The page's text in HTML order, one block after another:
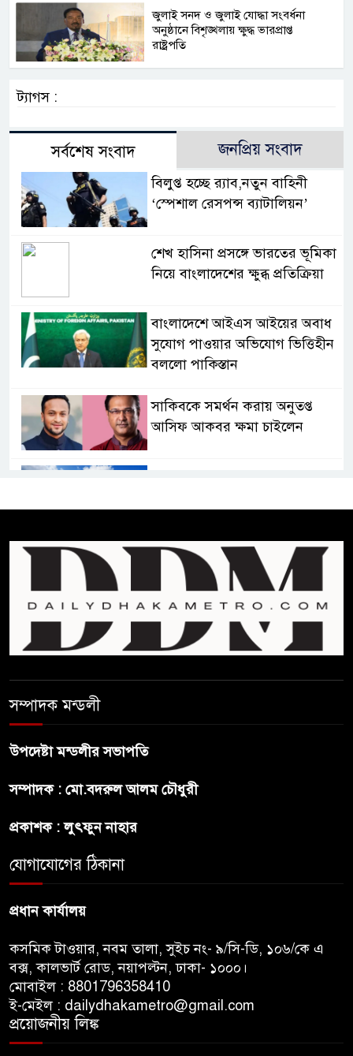
জুলাই সনদ ও জুলাই যোদ্ধা সংবর্ধনা
অনুষ্ঠানে বিশৃঙ্খলায় ক্ষুদ্ধ ভারপ্রাপ্ত
রাষ্ট্রপতি
ট্যাগস :
সর্বশেষ সংবাদ জনপ্রিয় সংবাদ
বিলুপ্ত হচ্ছে র‍্যাব,নতুন বাহিনী
‘স্পেশাল রেসপন্স ব্যাটালিয়ন’
শেখ হাসিনা প্রসঙ্গে ভারতের ভূমিকা
নিয়ে বাংলাদেশের ক্ষুব্ধ প্রতিক্রিয়া
বাংলাদেশে আইএস আইয়ের অবাধ
সুযোগ পাওয়ার অভিযোগ ভিত্তিহীন
বললো পাকিস্তান
সাকিবকে সমর্থন করায় অনুতপ্ত
আসিফ আকবর ক্ষমা চাইলেন
প্রথম শ্রেণি ছাড়া অন্য সব শ্রেণিতে
হবে ভর্তি পরীক্ষা: শিক্ষা মন্ত্রণালয়
কাউকে অসম্মান করতে নয়,
জনগনের অধিকার আদায়ে এসেছিঃ
জামাতের আমির
বন্ধুত্ব : ব্রেট লি
সম্পাদক মন্ডলী
উপদেষ্টা মন্ডলীর সভাপতি
সম্পাদক : মো.বদরুল আলম চৌধুরী
প্রকাশক : লুৎফুন নাহার
যোগাযোগের ঠিকানা
প্রধান কার্যালয়
কসমিক টাওয়ার, নবম তালা, সুইচ নং- ৯/সি-ডি, ১০৬/কে এ
বক্স, কালভার্ট রোড, নয়াপল্টন, ঢাকা- ১০০০।
মোবাইল : 8801796358410
ই-মেইল : dailydhakametro@gmail.com
প্রয়োজনীয় লিঙ্ক